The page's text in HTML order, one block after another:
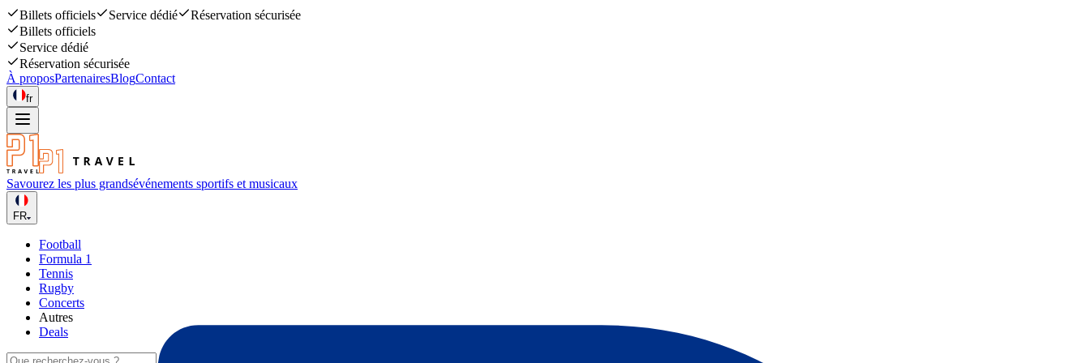
Billets officiels Service dédié
Réservation sécurisée
Billets officiels
Service dédié
Réservation sécurisée
À proposPartenairesBlogContact
fr
Savourez les plus grandsévénements sportifs et musicaux
FR
Football
Formula 1
Tennis
Rugby
Concerts
Autres
Deals